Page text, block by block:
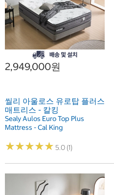
2,949,000원
씰리 아울로스 유로탑 플러스
매트리스 - 칼킹
Sealy Aulos Euro Top Plus
Mattress - Cal King
★★★★★
★★★★★ 5.0 (1)